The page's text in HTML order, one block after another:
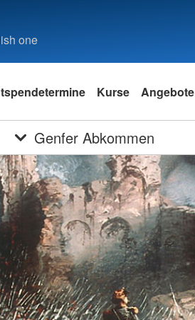
one
Kurse Angebote
Genfer Abkommen